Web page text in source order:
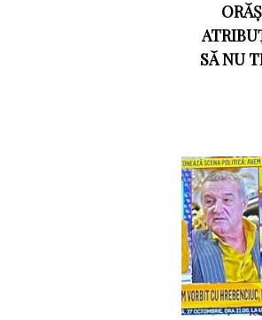
SĂ NU